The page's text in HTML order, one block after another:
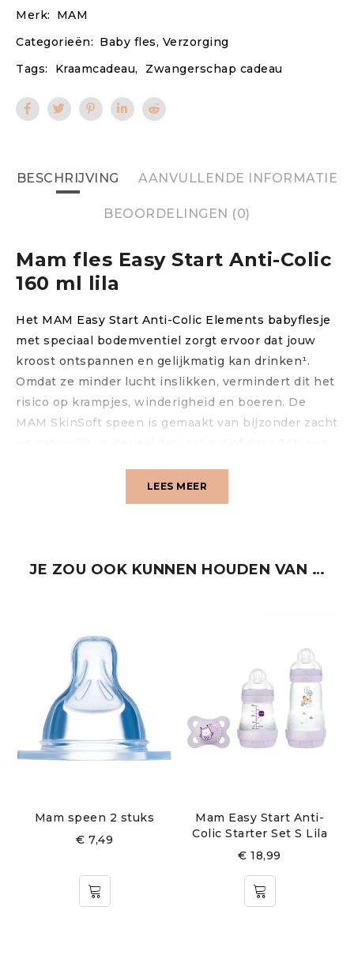
Merk:
MAM
Categorieën: Baby fles, Verzorging
Tags:
Kraamcadeau, Zwangerschap cadeau
BESCHRIJVING AANVULLENDE INFORMATIE
BEOORDELINGEN (0)
Mam fles Easy Start Anti-Colic
160 ml lila
Het MAM Easy Start Anti-Colic Elements babyflesje
met speciaal bodemventiel zorgt ervoor dat jouw
kroost ontspannen en gelijkmatig kan drinken¹.
Omdat ze minder lucht inslikken, vermindert dit het
risico op krampjes, winderigheid en boeren. De
MAM SkinSoft speen is gemaakt van bijzonder zacht
het gevoel van de borst van de moeder simuleert.³
Daarom is het Easy Start Anti-Colic Element flesje
babyflesje kan snel en eenvoudig in drie stappen in
Productvoordelen in een
oogopslag:
Praktische en veelzijdige set
1 Anti-Colic babyflesje 160 ml
Eenvoudig te steriliseren in de magnetron
Het flesje voldoet aan de Europese EN14350
LEES MEER
JE ZOU OOK KUNNEN HOUDEN VAN …
Mam speen 2 stuks
€ 7,49
Mam Easy Start Anti-
Colic Starter Set S Lila
€ 18,99